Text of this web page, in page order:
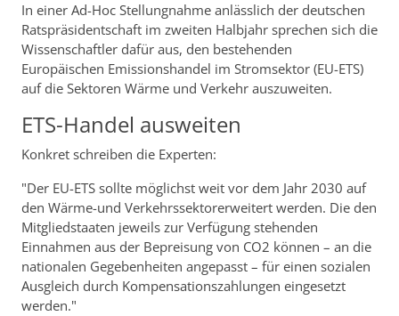
In einer Ad-Hoc Stellungnahme anlässlich der deutschen
Ratspräsidentschaft im zweiten Halbjahr sprechen sich die
Wissenschaftler dafür aus, den bestehenden
Europäischen Emissionshandel im Stromsektor (EU-ETS)
auf die Sektoren Wärme und Verkehr auszuweiten.
ETS-Handel ausweiten
Konkret schreiben die Experten:
"Der EU-ETS sollte möglichst weit vor dem Jahr 2030 auf
den Wärme-und Verkehrssektorerweitert werden. Die den
Mitgliedstaaten jeweils zur Verfügung stehenden
Einnahmen aus der Bepreisung von CO2 können – an die
nationalen Gegebenheiten angepasst – für einen sozialen
Ausgleich durch Kompensationszahlungen eingesetzt
werden."